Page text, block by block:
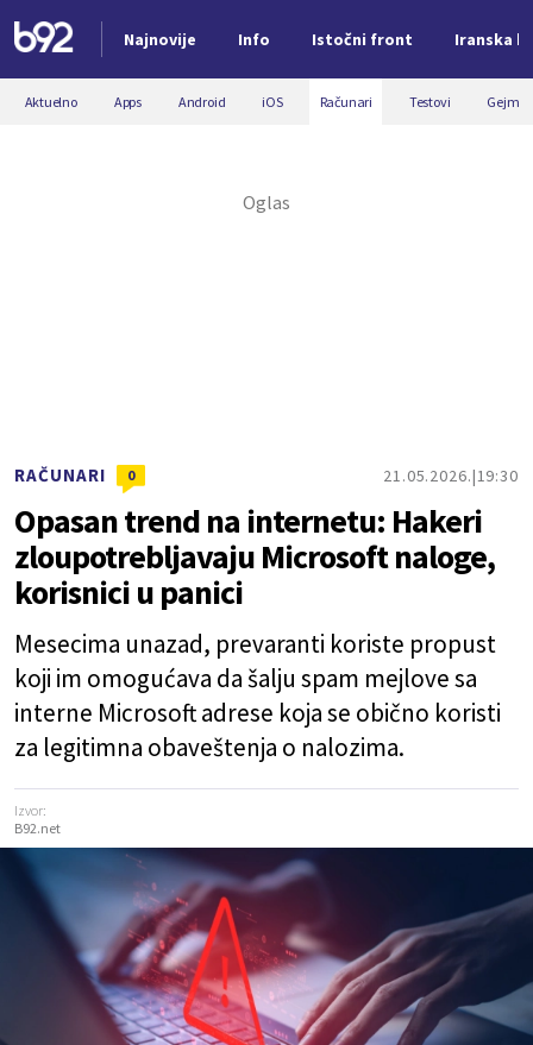
Najnovije Info Istočni front Iranska
Nova vest
Aktuelno Apps Android iOS Računari Testovi
RAČUNARI 0 21.05.2026. 19:30
Opasan trend na internetu: Hakeri
zloupotrebljavaju Microsoft naloge,
korisnici u panici
Mesecima unazad, prevaranti koriste propust
koji im omogućava da šalju spam mejlove sa
interne Microsoft adrese koja se obično koristi
za legitimna obaveštenja o nalozima.
Izvor:
B92.net